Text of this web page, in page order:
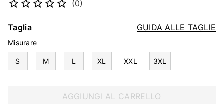
(0)
GUIDA ALLE TAGLIE
Taglia
Misurare
S M L XL XXL 3XL
AGGIUNGI AL CARRELLO